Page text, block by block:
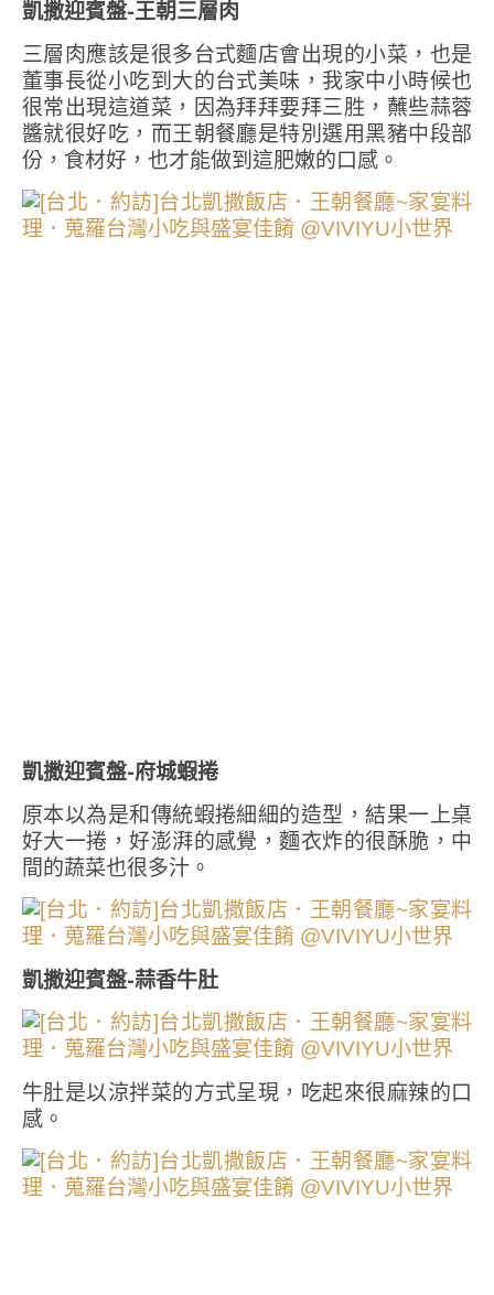
凱撒迎賓盤-王朝三層肉
三層肉應該是很多台式麵店會出現的小菜，也是
董事長從小吃到大的台式美味，我家中小時候也
很常出現這道菜，因為拜拜要拜三胜，蘸些蒜蓉
醬就很好吃，而王朝餐廳是特別選用黑豬中段部
份，食材好，也才能做到這肥嫩的口感。
凱撒迎賓盤-府城蝦捲
原本以為是和傳統蝦捲細細的造型，結果一上桌
好大一捲，好澎湃的感覺，麵衣炸的很酥脆，中
間的蔬菜也很多汁。
凱撒迎賓盤-蒜香牛肚
牛肚是以涼拌菜的方式呈現，吃起來很麻辣的口
感。